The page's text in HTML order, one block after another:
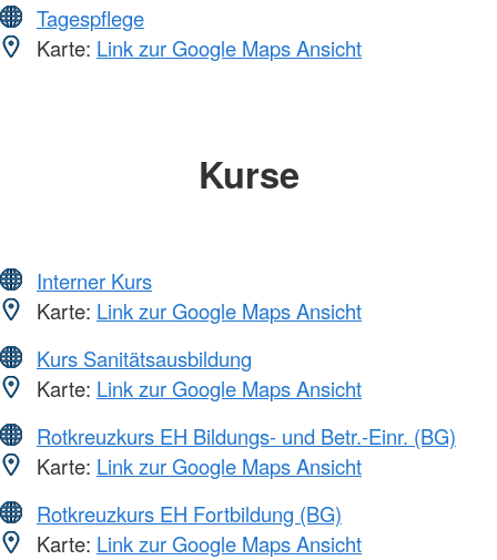
Tagespflege
Karte: Link zur Google Maps Ansicht
Kurse
Interner Kurs
Karte: Link zur Google Maps Ansicht
Kurs Sanitätsausbildung
Karte: Link zur Google Maps Ansicht
Rotkreuzkurs EH Bildungs- und Betr.-Einr. (BG)
Karte: Link zur Google Maps Ansicht
Rotkreuzkurs EH Fortbildung (BG)
Karte: Link zur Google Maps Ansicht